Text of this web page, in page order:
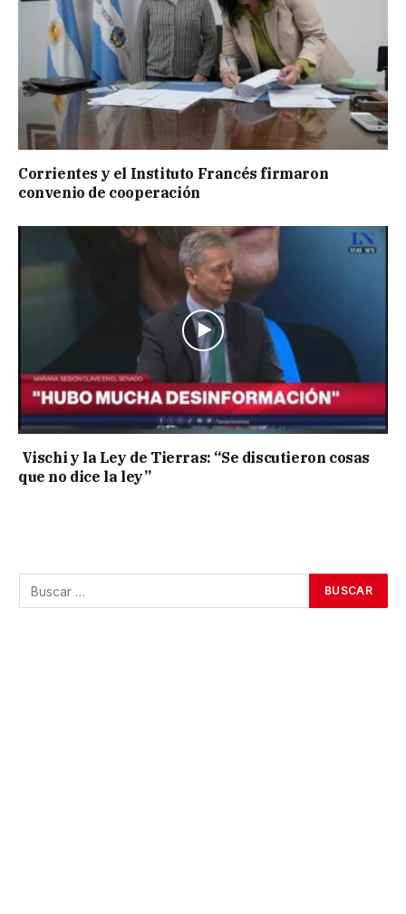
Corrientes y el Instituto Francés firmaron
convenio de cooperación
Vischi y la Ley de Tierras: “Se discutieron cosas
que no dice la ley”